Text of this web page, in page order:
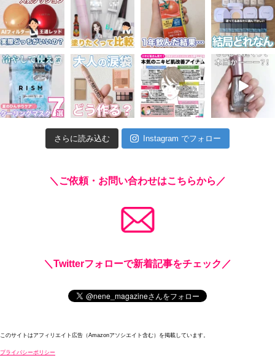
さらに読み込む Instagram でフォロー
＼ご依頼・お問い合わせはこちらから／
＼Twitterフォローで新着記事をチェック／
このサイトはアフィリエイト広告（Amazonアソシエイト含む）を掲載しています。
プライバシーポリシー